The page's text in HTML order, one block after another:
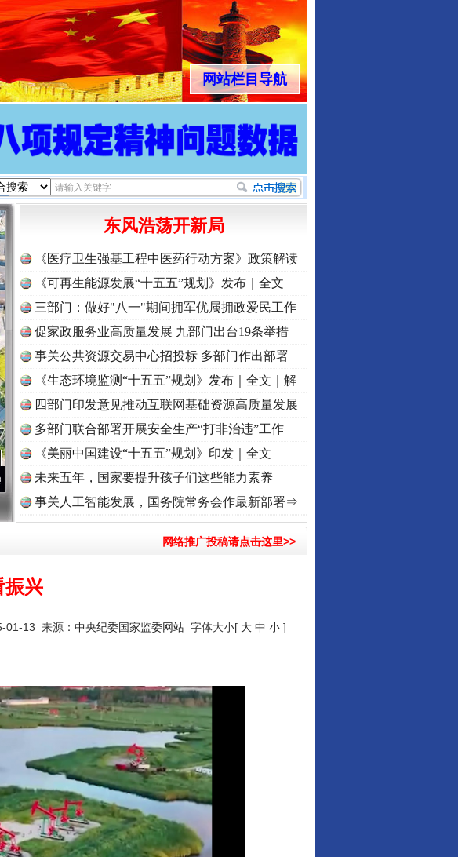
网站栏目导航
记初心使命 奋进复兴征程丨“转折之城”激荡.. ·[视频]牢记初心使命 奋进复兴征程丨红船起航处 潮起..
东风浩荡开新局
《医疗卫生强基工程中医药行动方案》政策解读
《可再生能源发展“十五五”规划》发布｜全文
三部门：做好"八一"期间拥军优属拥政爱民工作
促家政服务业高质量发展 九部门出台19条举措
事关公共资源交易中心招投标 多部门作出部署
《生态环境监测“十五五”规划》发布｜全文｜解
读
四部门印发意见推动互联网基础资源高质量发展
多部门联合部署开展安全生产“打非治违”工作
《美丽中国建设“十五五”规划》印发｜全文
未来五年，国家要提升孩子们这些能力素养
事关人工智能发展，国务院常务会作最新部署⇒
网络推广投稿请点击这里>>
振兴
01-13 来源： 中央纪委国家监委网站 字体大小[ 大 中 小 ]